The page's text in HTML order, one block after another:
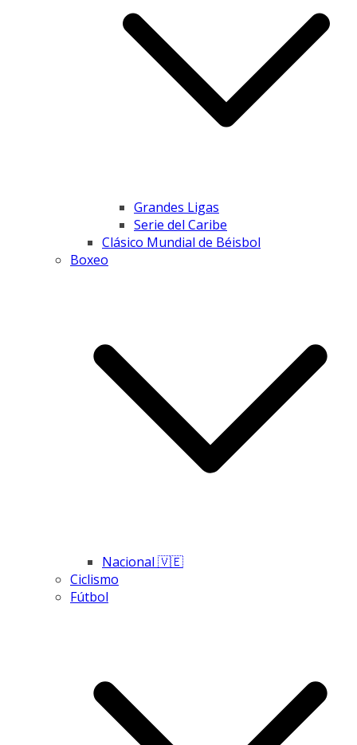
Grandes Ligas
Serie del Caribe
Clásico Mundial de Béisbol
Boxeo
Nacional 🇻🇪
Ciclismo
Fútbol